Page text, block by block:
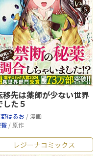
移先は薬師が少ない世界
した５
はるお / 漫画
/ 原作
レジーナコミックス